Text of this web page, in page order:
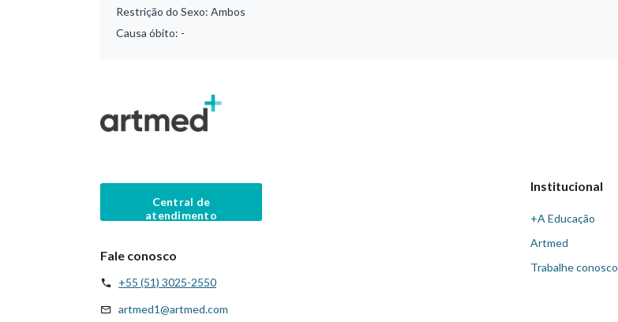
Restrição do Sexo: Ambos
Causa óbito: -
Central de
atendimento
Fale conosco
+55 (51) 3025-2550
artmed1@artmed.com
Institucional
+A Educação
Artmed
Trabalhe conosco